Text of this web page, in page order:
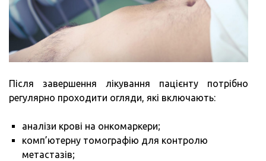
Після завершення лікування пацієнту потрібно
регулярно проходити огляди, які включають:
аналізи крові на онкомаркери;
комп’ютерну томографію для контролю
метастазів;